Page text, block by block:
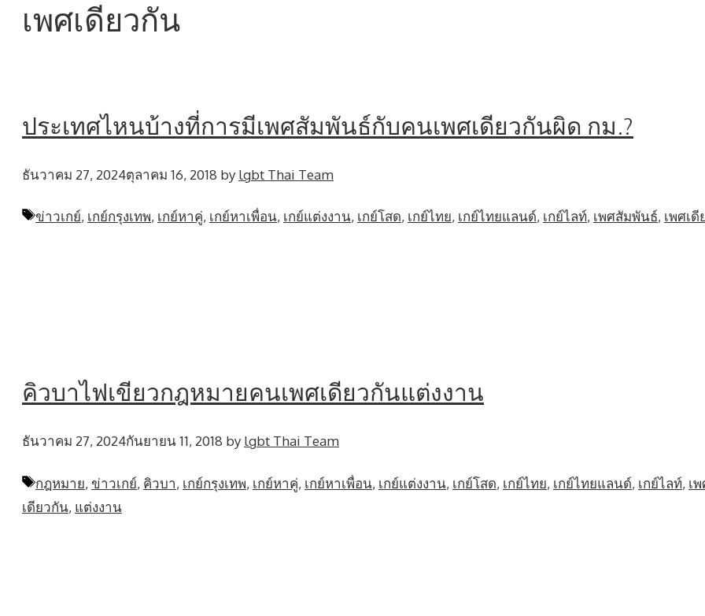
เพศเดียวกัน
ประเทศไหนบ้างที่การมีเพศสัมพันธ์กับคนเพศเดียวกันผิด กม.?
ธันวาคม 27, 2024ตุลาคม 16, 2018 by lgbt Thai Team
Tags
ข่าวเกย์, เกย์กรุงเทพ, เกย์หาคู่, เกย์หาเพื่อน, เกย์แต่งงาน, เกย์โสด, เกย์ไทย, เกย์ไทยแลนด์, เกย์ไลท์, เพศสัมพันธ์, เพศเ
คิวบาไฟเขียวกฎหมายคนเพศเดียวกันแต่งงาน
ธันวาคม 27, 2024กันยายน 11, 2018 by lgbt Thai Team
Tags
กฎหมาย, ข่าวเกย์, คิวบา, เกย์กรุงเทพ, เกย์หาคู่, เกย์หาเพื่อน, เกย์แต่งงาน, เกย์โสด, เกย์ไทย, เกย์ไทยแลนด์, เกย์ไลท์, เ
เดียวกัน, แต่งงาน